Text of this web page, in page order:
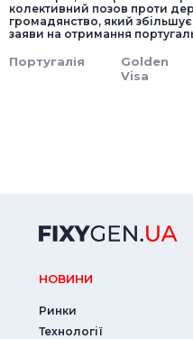
колективний позов проти
громадянство, який
заяви на отримання
Португалія
Golden
Visa
НОВИНИ
Ринки
Технології